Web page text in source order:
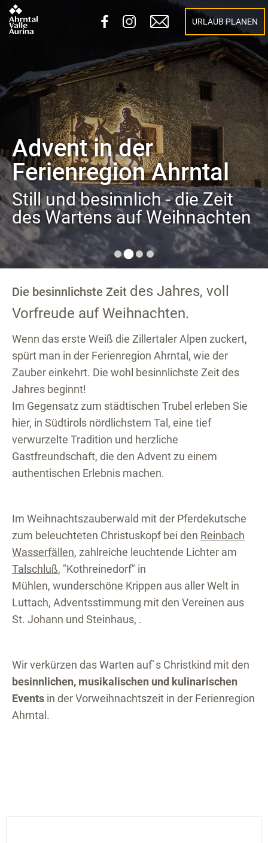
URLAUB PLANEN
Advent in der
Ferienregion Ahrntal
Still und besinnlich - die Zeit
des Wartens auf Weihnachten
Die besinnlichste Zeit des Jahres, voll
Vorfreude auf Weihnachten.
Wenn das erste Weiß die Zillertaler Alpen zuckert,
spürt man in der Ferienregion Ahrntal, wie der
Zauber einkehrt. Die wohl besinnlichste Zeit des
Jahres beginnt!
Im Gegensatz zum städtischen Trubel erleben Sie
hier, in Südtirols nördlichstem Tal, eine tief
verwurzelte Tradition und herzliche
Gastfreundschaft, die den Advent zu einem
authentischen Erlebnis machen.
Im Weihnachtszauberwald mit der Pferdekutsche
zum beleuchteten Christuskopf bei den Reinbach
Wasserfällen, zahlreiche leuchtende Lichter am
Talschluß, "Kothreinedorf" in
Mühlen, wunderschöne Krippen aus aller Welt in
Luttach, Adventsstimmung mit den Vereinen aus
St. Johann und Steinhaus, .
Wir verkürzen das Warten auf`s Christkind mit den
besinnlichen, musikalischen und kulinarischen
Events in der Vorweihnachtszeit in der Ferienregion
Ahrntal.